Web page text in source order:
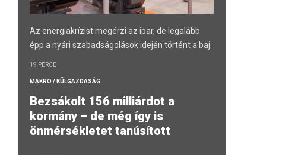
Az energiakrízist megérzi az ipar, de legalább
épp a nyári szabadságolások idején történt a baj.
19 PERCE
MAKRO / KÜLGAZDASÁG
Bezsákolt 156 milliárdot a
kormány – de még így is
önmérsékletet tanúsított